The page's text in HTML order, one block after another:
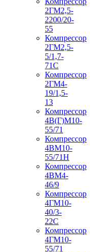
2ГМ2,5-
2200/20-
55
Компрессор
2ГМ2,5-
5/1,7-
71С
Компрессор
2ГМ4-
19/1,5-
13
Компрессор
4В(Г)М10-
55/71
Компрессор
4ВМ10-
55/71Н
Компрессор
4ВМ4-
46/9
Компрессор
4ГМ10-
40/3-
22С
Компрессор
4ГМ10-
55/71